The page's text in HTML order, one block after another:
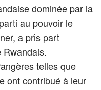
dominée par la
au pouvoir le
a pris part
telles que
ont contribué à leur